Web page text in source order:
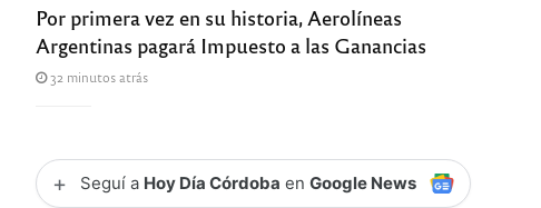
Por primera vez en su historia, Aerolíneas
Argentinas pagará Impuesto a las Ganancias
32 minutos atrás
+ Seguí a Hoy Día Córdoba enGoogle News